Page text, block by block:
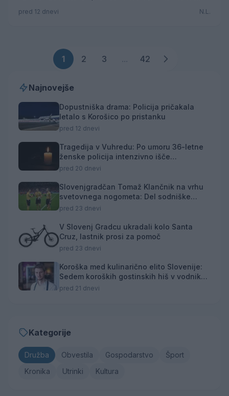
opitih voznikov, ki so vožno na srečo končali brez hujših
pred 12 dnevi N.L.
1 2 3 ... 42
Najnovejše
Dopustniška drama: Policija pričakala
letalo s Korošico po pristanku
pred 12 dnevi
Tragedija v Vuhredu: Po umoru 36-letne
ženske policija intenzivno išče
osumljenca
pred 20 dnevi
Slovenjgradčan Tomaž Klančnik na vrhu
svetovnega nogometa: Del sodniške
ekipe za finale svetovnega prvenstva
pred 23 dnevi
V Slovenj Gradcu ukradali kolo Santa
Cruz, lastnik prosi za pomoč
pred 23 dnevi
Koroška med kulinarično elito Slovenije:
Sedem koroških gostinskih hiš v vodniku
Falstaff 2026
pred 21 dnevi
Kategorije
Družba Obvestila Gospodarstvo
Šport
Kronika
Utrinki Kultura